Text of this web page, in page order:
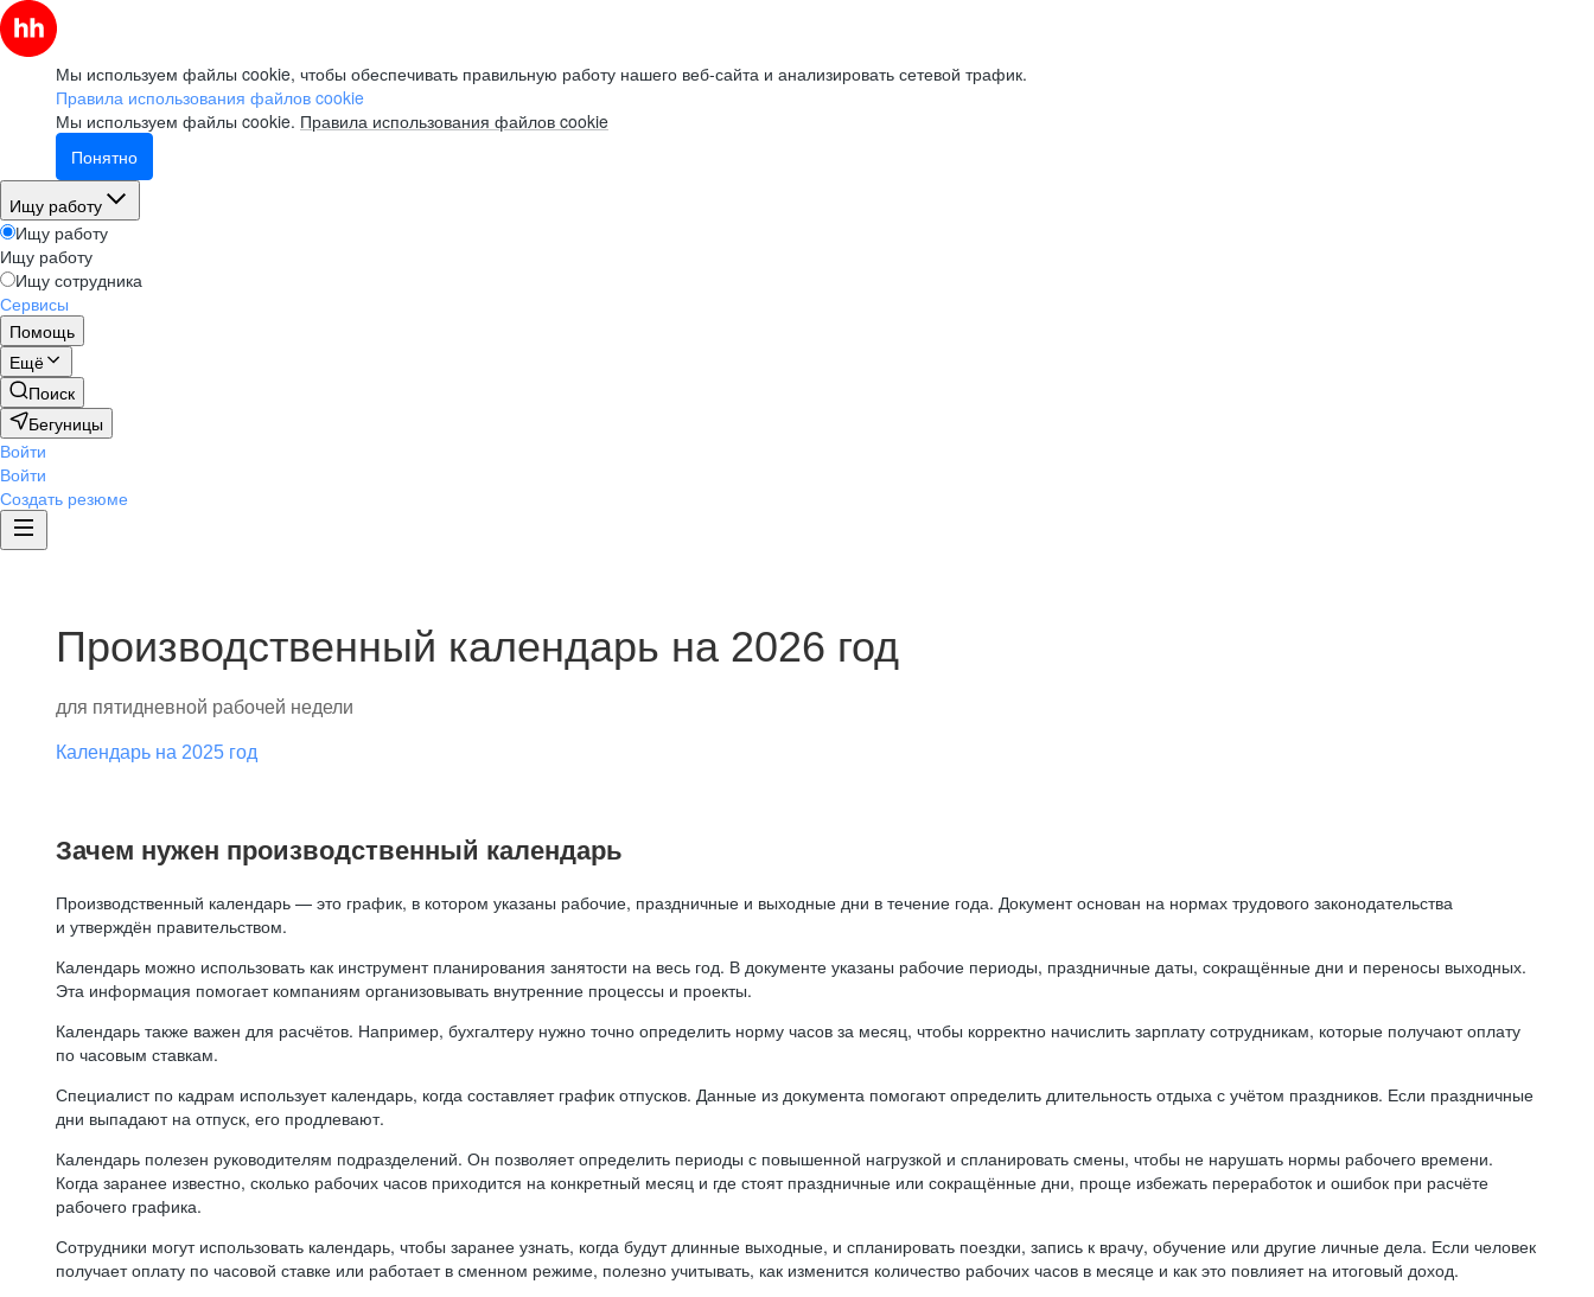
Мы используем файлы cookie, чтобы обеспечивать правильную работу нашего веб-сайта и анализировать сетевой трафик.
Правила использования файлов cookie
Мы используем файлы cookie. Правила использования файлов cookie
Понятно
Ищу работу
Ищу работу
Ищу работу
Ищу сотрудника
Сервисы
Помощь
Ещё
Поиск
Бегуницы
Войти
Войти
Создать резюме
Производственный календарь на 2026 год
для пятидневной рабочей недели
Календарь на 2025 год
Зачем нужен производственный календарь
Производственный календарь — это график, в котором указаны рабочие, праздничные и выходные дни в течение года. Документ основан на нормах трудового законодательства
и утверждён правительством.
Календарь можно использовать как инструмент планирования занятости на весь год. В документе указаны рабочие периоды, праздничные даты, сокращённые дни и переносы выходных.
Эта информация помогает компаниям организовывать внутренние процессы и проекты.
Календарь также важен для расчётов. Например, бухгалтеру нужно точно определить норму часов за месяц, чтобы корректно начислить зарплату сотрудникам, которые получают оплату
по часовым ставкам.
Специалист по кадрам использует календарь, когда составляет график отпусков. Данные из документа помогают определить длительность отдыха с учётом праздников. Если праздничные
дни выпадают на отпуск, его продлевают.
Календарь полезен руководителям подразделений. Он позволяет определить периоды с повышенной нагрузкой и спланировать смены, чтобы не нарушать нормы рабочего времени.
Когда заранее известно, сколько рабочих часов приходится на конкретный месяц и где стоят праздничные или сокращённые дни, проще избежать переработок и ошибок при расчёте
рабочего графика.
Сотрудники могут использовать календарь, чтобы заранее узнать, когда будут длинные выходные, и спланировать поездки, запись к врачу, обучение или другие личные дела. Если человек
получает оплату по часовой ставке или работает в сменном режиме, полезно учитывать, как изменится количество рабочих часов в месяце и как это повлияет на итоговый доход.